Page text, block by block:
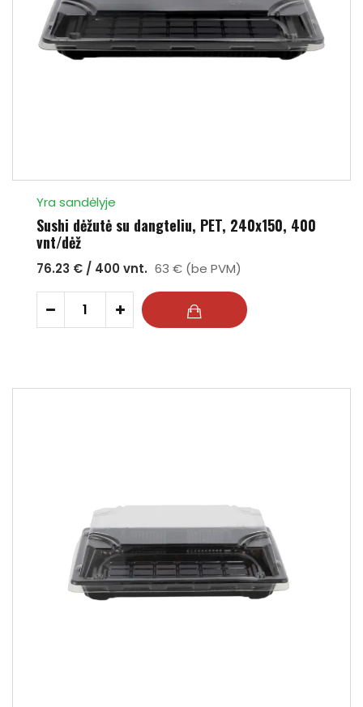
Yra sandėlyje
Sushi dėžutė su dangteliu, PET, 240x150, 400
vnt/dėž
76.23 € / 400 vnt. 63 € (be PVM)
- +